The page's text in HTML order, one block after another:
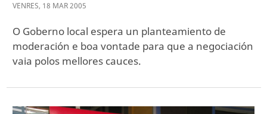
VENRES, 18 MAR2005
O Goberno local espera un planteamiento de
moderación e boa vontade para que a negociación
vaia polos mellores cauces.